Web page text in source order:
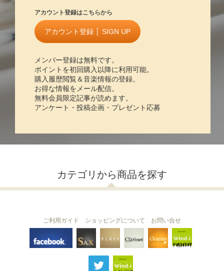
アカウント登録はこちらから
アカウント登録 │ SIGN UP
メンバー登録は無料です。
ポイントを初回購入以降に利用可能。
購入履歴閲覧＆音楽情報の登録。
お得な情報をメール配信。
無料会員限定記事が読めます。
アンケート・投稿企画・プレゼント応募
カテゴリから商品を探す
THE SAX The Clarinet
ご利用ガイド ショッピングについて お問い合せ